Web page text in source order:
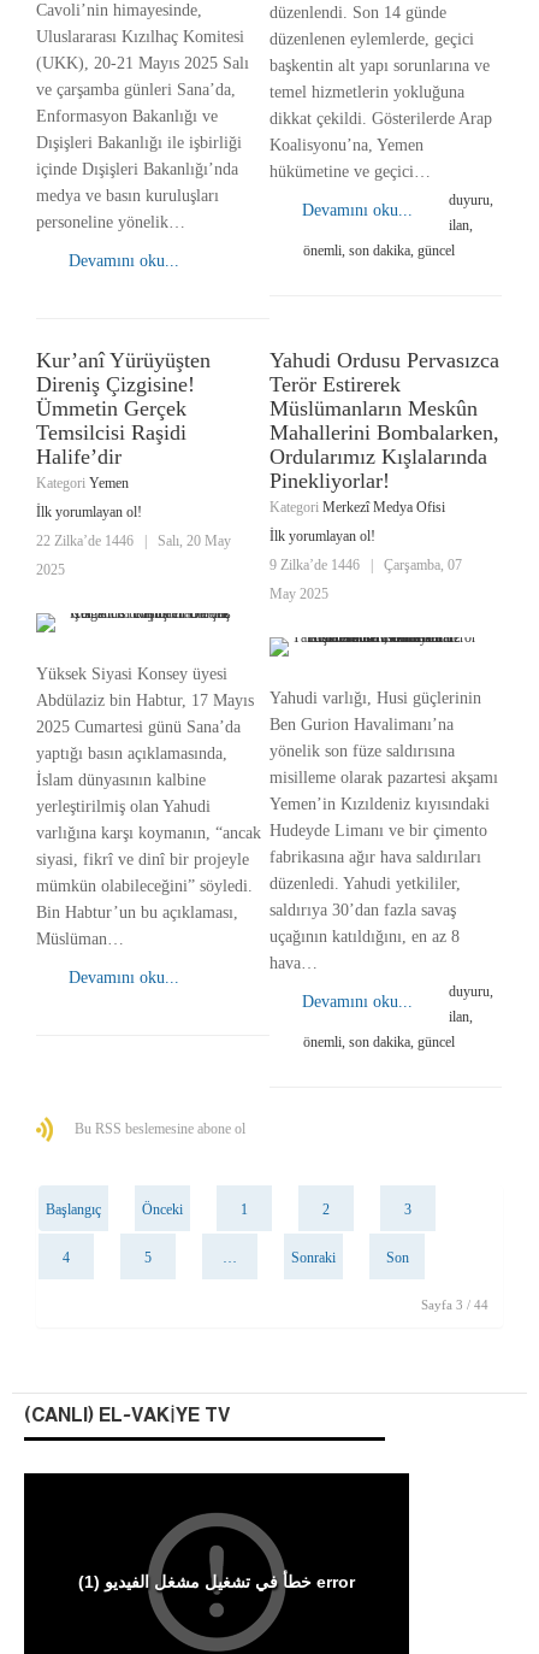
Cavoli’nin himayesinde,
Uluslararası Kızılhaç Komitesi
(UKK), 20-21 Mayıs 2025 Salı
ve çarşamba günleri Sana’da,
Enformasyon Bakanlığı ve
Dışişleri Bakanlığı ile işbirliği
içinde Dışişleri Bakanlığı’nda
medya ve basın kuruluşları
personeline yönelik…
Devamını oku...
düzenlendi. Son 14 günde
düzenlenen eylemlerde, geçici
başkentin alt yapı sorunlarına ve
temel hizmetlerin yokluğuna
dikkat çekildi. Gösterilerde Arap
Koalisyonu’na, Yemen
hükümetine ve geçici…
Devamını oku...
duyuru,
ilan,
önemli, son dakika, güncel
Kur’anî Yürüyüşten
Direniş Çizgisine!
Ümmetin Gerçek
Temsilcisi Raşidi
Halife’dir
Kategori Yemen
İlk yorumlayan ol!
22 Zilka’de 1446
Salı, 20 May
2025
Yüksek Siyasi Konsey üyesi
Abdülaziz bin Habtur, 17 Mayıs
2025 Cumartesi günü Sana’da
yaptığı basın açıklamasında,
İslam dünyasının kalbine
yerleştirilmiş olan Yahudi
varlığına karşı koymanın, “ancak
siyasi, fikrî ve dinî bir projeyle
mümkün olabileceğini” söyledi.
Bin Habtur’un bu açıklaması,
Müslüman…
Devamını oku...
Yahudi Ordusu Pervasızca
Terör Estirerek
Müslümanların Meskûn
Mahallerini Bombalarken,
Ordularımız Kışlalarında
Pinekliyorlar!
Kategori Merkezî Medya Ofisi
İlk yorumlayan ol!
9 Zilka’de 1446
Çarşamba, 07
May 2025
Yahudi varlığı, Husi güçlerinin
Ben Gurion Havalimanı’na
yönelik son füze saldırısına
misilleme olarak pazartesi akşamı
Yemen’in Kızıldeniz kıyısındaki
Hudeyde Limanı ve bir çimento
fabrikasına ağır hava saldırıları
düzenledi. Yahudi yetkililer,
saldırıya 30’dan fazla savaş
uçağının katıldığını, en az 8
hava…
Devamını oku...
duyuru,
ilan,
önemli, son dakika, güncel
Bu RSS beslemesine abone ol
Başlangıç Önceki 1 2 3
4 5 … Sonraki Son
Sayfa 3 / 44
(CANLI) EL-VAKIYE TV